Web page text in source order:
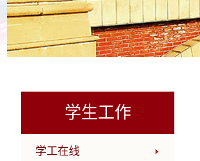
学生工作
学工在线